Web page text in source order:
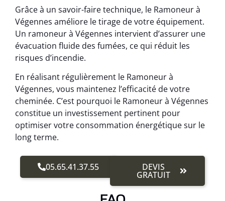
Grâce à un savoir-faire technique, le Ramoneur à
Végennes améliore le tirage de votre équipement.
Un ramoneur à Végennes intervient d’assurer une
évacuation fluide des fumées, ce qui réduit les
risques d’incendie.
En réalisant régulièrement le Ramoneur à
Végennes, vous maintenez l’efficacité de votre
cheminée. C’est pourquoi le Ramoneur à Végennes
constitue un investissement pertinent pour
optimiser votre consommation énergétique sur le
long terme.
05.65.41.37.55 DEVIS
GRATUIT